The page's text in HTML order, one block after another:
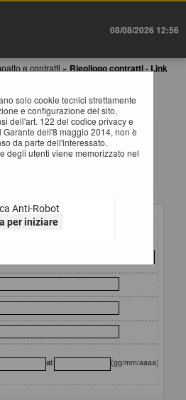
08/08/2026 12:56
e contratti » Riepilogo contratti - Link
solo cookie tecnici strettamente
e configurazione del sito,
dell'art. 122 del codice privacy e
dell'8 maggio 2014, non è
da parte dell'interessato.
degli utenti viene memorizzato nel
Anti-Robot
per iniziare
alla trasparenza sugli appalti
D.Lgs. 36/2023.
di ricerca per consultare i dati. In
di almeno un'occorrenza, è
quindi per scorrere la stessa in senso
di utilizzare le frecce destra e
a disposizione una barra di scorrimento
al: (gg/mm/aaaa)